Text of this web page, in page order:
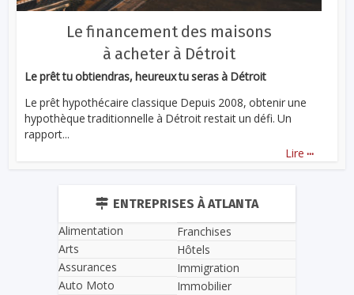
Le financement des maisons
à acheter à Détroit
Le prêt tu obtiendras, heureux tu seras à Détroit
Le prêt hypothécaire classique Depuis 2008, obtenir une
hypothèque traditionnelle à Détroit restait un défi. Un
rapport...
Lire ...
ENTREPRISES À ATLANTA
Alimentation
Arts
Assurances
Auto Moto
Franchises
Hôtels
Immigration
Immobilier